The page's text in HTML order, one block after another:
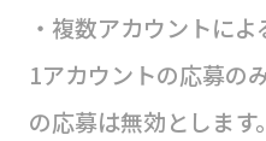
・複数アカウントによ
1アカウントの応募の
の応募は無効とします。